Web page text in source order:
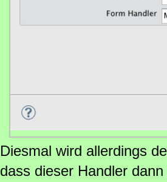
Diesmal wird allerdings
dass dieser Handler